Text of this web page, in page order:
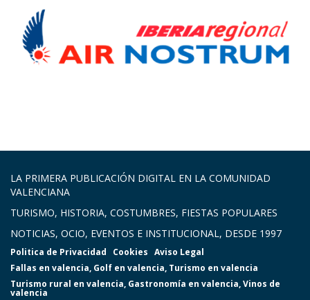
LA PRIMERA PUBLICACIÓN DIGITAL EN LA COMUNIDAD
VALENCIANA
TURISMO, HISTORIA, COSTUMBRES, FIESTAS POPULARES
NOTICIAS, OCIO, EVENTOS E INSTITUCIONAL, DESDE 1997
Politica de Privacidad Cookies Aviso Legal
Fallas en valencia, Golf en valencia, Turismo en valencia
Turismo rural en valencia, Gastronomía en valencia,Vinos de
valencia